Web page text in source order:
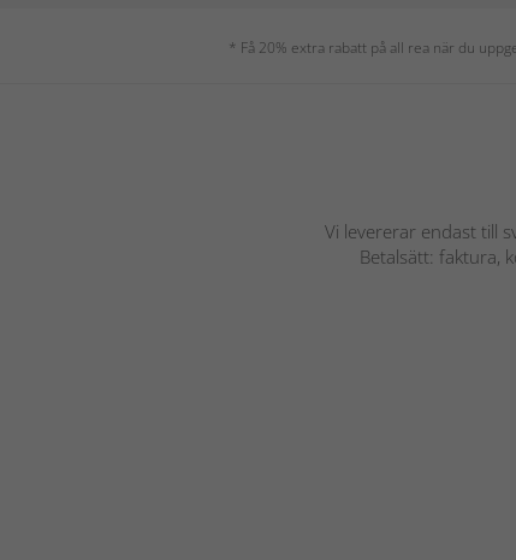
* Få 20% extra rabatt på all rea när du
Vi levererar endast till
Betalsätt: faktura,